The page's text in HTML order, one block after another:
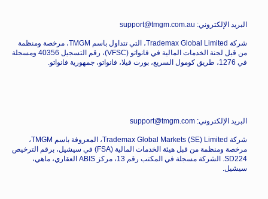
البريد الإلكتروني: support@tmgm.com.au
شركة Trademax Global Limited، التي تتداول باسم TMGM، مرخصة ومنظمة
من قبل لجنة الخدمات المالية في فانواتو (VFSC)، رقم التسجيل 40356 ومسجلة
في 1276، طريق كومول السريع، بورت فيلا، فانواتو، جمهورية فانواتو.
البريد الإلكتروني: support@tmgm.com
شركة Trademax Global Markets (SE) Limited، المعروفة باسم TMGM،
مرخصة ومنظمة من قبل هيئة الخدمات المالية (FSA) في سيشيل، برقم الترخيص
SD224. الشركة مسجلة في المكتب رقم 13، مركز ABIS العقاري، ماهي،
سيشيل.